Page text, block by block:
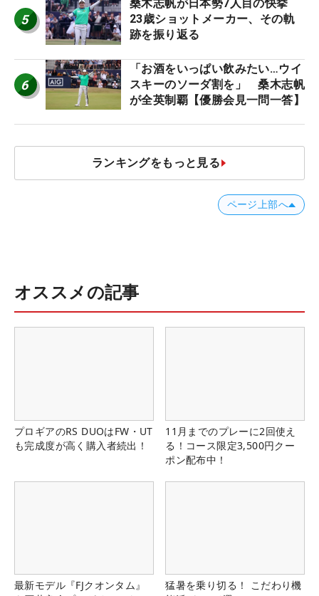
5
桑木志帆が日本勢7人目の快挙
23歳ショットメーカー、その軌
跡を振り返る
6
「お酒をいっぱい飲みたい…ウイ
スキーのソーダ割を」 桑木志帆
が全英制覇【優勝会見一問一答】
ランキングをもっと見る
ページ上部へ
オススメの記事
プロギアのRS DUOはFW・UT
も完成度が高く購入者続出！
11月までのプレーに2回使え
る！コース限定3,500円クー
ポン配布中！
最新モデル『FJクオンタム』
猛暑を乗り切る！ こだわり機